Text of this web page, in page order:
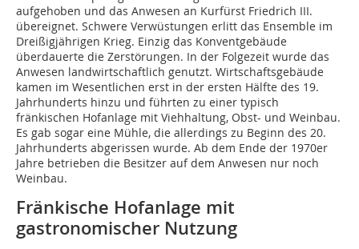
aufgehoben und das Anwesen an Kurfürst Friedrich III.
übereignet. Schwere Verwüstungen erlitt das Ensemble im
Dreißigjährigen Krieg. Einzig das Konventgebäude
überdauerte die Zerstörungen. In der Folgezeit wurde das
Anwesen landwirtschaftlich genutzt. Wirtschaftsgebäude
kamen im Wesentlichen erst in der ersten Hälfte des 19.
Jahrhunderts hinzu und führten zu einer typisch
fränkischen Hofanlage mit Viehhaltung, Obst- und Weinbau.
Es gab sogar eine Mühle, die allerdings zu Beginn des 20.
Jahrhunderts abgerissen wurde. Ab dem Ende der 1970er
Jahre betrieben die Besitzer auf dem Anwesen nur noch
Weinbau.
Fränkische Hofanlage mit
gastronomischer Nutzung